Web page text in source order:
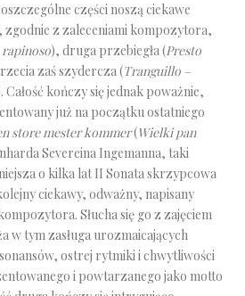
części noszą ciekawe
zgodnie z zaleceniami kompozytora,
), druga przebiegła (Presto
zaś szydercza (Tranguillo –
Całość kończy się jednak poważnie,
już na początku ostatniego
store mester kommer(Wielki pan
Severeina Ingemanna, taki
o kilka lat II Sonata skrzypcowa
ciekawy, odważny, napisany
Słucha się go z zajęciem
w tym zasługa urozmaicających
ostrej rytmiki i chwytliwości
i powtarzanego jako motto